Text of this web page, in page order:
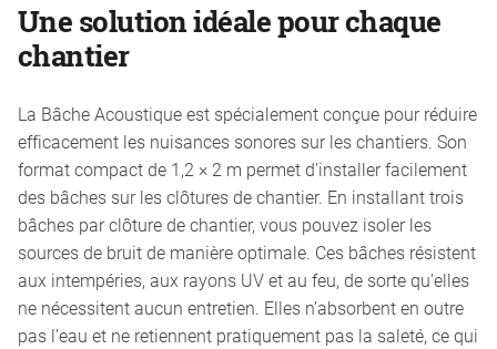
Une solution idéale pour chaque
chantier
La Bâche Acoustique est spécialement conçue pour réduire
efficacement les nuisances sonores sur les chantiers. Son
format compact de 1,2 × 2 m permet d’installer facilement
des bâches sur les clôtures de chantier. En installant trois
bâches par clôture de chantier, vous pouvez isoler les
sources de bruit de manière optimale. Ces bâches résistent
aux intempéries, aux rayons UV et au feu, de sorte qu’elles
ne nécessitent aucun entretien. Elles n’absorbent en outre
pas l’eau et ne retiennent pratiquement pas la saleté, ce qui